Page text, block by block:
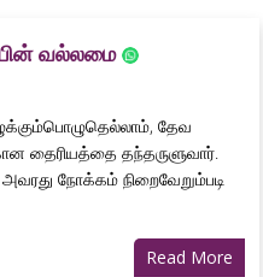
வல்லமை
தேவ
தைரியத்தை தந்தருளுவார்.
நோக்கம் நிறைவேறும்படி
Read More